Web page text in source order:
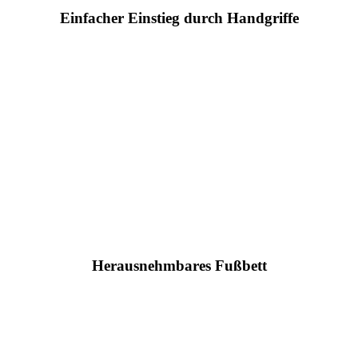
Einfacher Einstieg durch Handgriffe
Herausnehmbares Fußbett